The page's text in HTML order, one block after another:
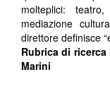
molteplici:
mediazione
direttore definisce
Rubrica di
Marini